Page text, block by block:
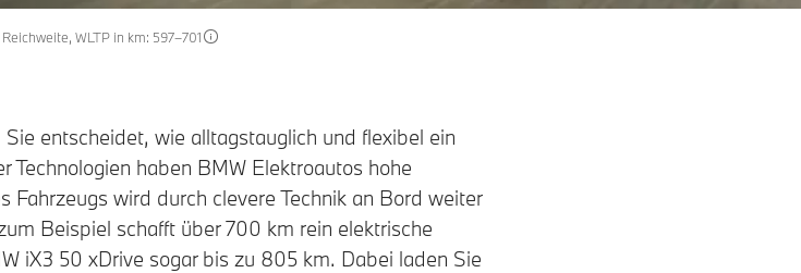
WLTP in km: 597–701
entscheidet, wie alltagstauglich und flexibel ein
Technologien haben BMW Elektroautos hohe
Fahrzeugs wird durch clevere Technik an Bord weiter
Beispiel schafft über 700 km rein elektrische
iX3 50 xDrive sogar bis zu 805 km. Dabei laden Sie